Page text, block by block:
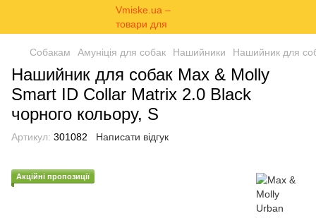
Собакам Амуніція для собак Нашийники Нашийник для
Нашийник для собак Max & Molly
Smart ID Collar Matrix 2.0 Black
чорного кольору, S
Артикул: 301082 Написати відгук
Акційні пропозиції